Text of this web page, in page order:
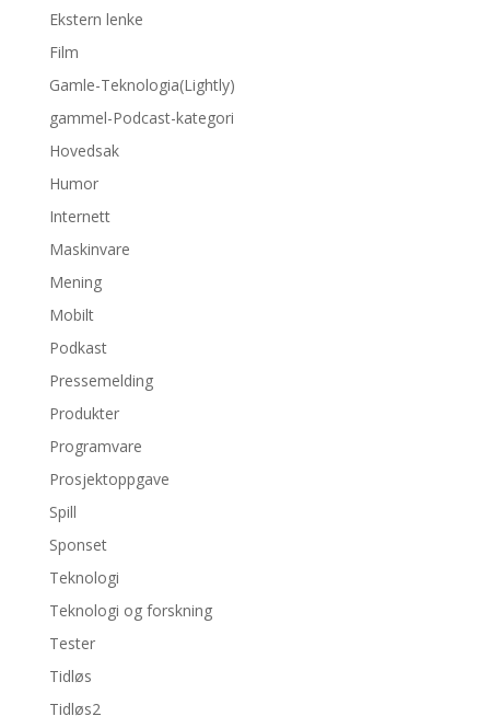
Ekstern lenke
Film
Gamle-Teknologia(Lightly)
gammel-Podcast-kategori
Hovedsak
Humor
Internett
Maskinvare
Mening
Mobilt
Podkast
Pressemelding
Produkter
Programvare
Prosjektoppgave
Spill
Sponset
Teknologi
Teknologi og forskning
Tester
Tidløs
Tidløs2